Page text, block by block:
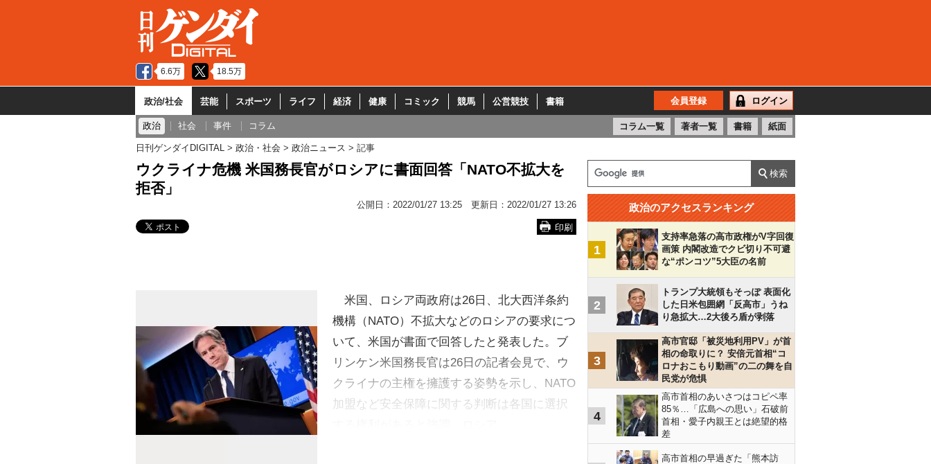
6.6万 18.5万
政治/社会 芸能 スポーツ ライフ 経済 健康 コミック 競馬 公営競技 書籍 会員登録 ログイン
政治 社会 事件 コラム コラム一覧 著者一覧 書籍 紙面
日刊ゲンダイDIGITAL 政治・社会 政治ニュース 記事
ウクライナ危機 米国務長官がロシアに書面回答「NATO不拡大を
拒否」
公開日： 2022/01/27 13:25 更新日： 2022/01/27 13:26
印刷
米国、ロシア両政府は26日、北大西洋条約
機構（NATO）不拡大などのロシアの要求につ
いて、米国が書面で回答したと発表した。ブ
リンケン米国務長官は26日の記者会見で、ウ
クライナの主権を擁護する姿勢を示し、NATO
加盟など安全保障に関する判断は各国に選択
政治のアクセスランキング
1
支持率急落の高市政権がV字回復
画策 内閣改造でクビ切り不可避
な“ポンコツ”5大臣の名前
2
トランプ大統領もそっぽ 表面化
した日米包囲網「反高市」うね
り急拡大…2大後ろ盾が剥落
3
高市官邸「被災地利用PV」が首
相の命取りに？ 安倍元首相“コ
ロナおこもり動画”の二の舞を自
民党が危惧
4
高市首相のあいさつはコピペ率
85％…「広島への思い」石破前
首相・愛子内親王とは絶望的格
差
高市首相の早過ぎた「熊本訪